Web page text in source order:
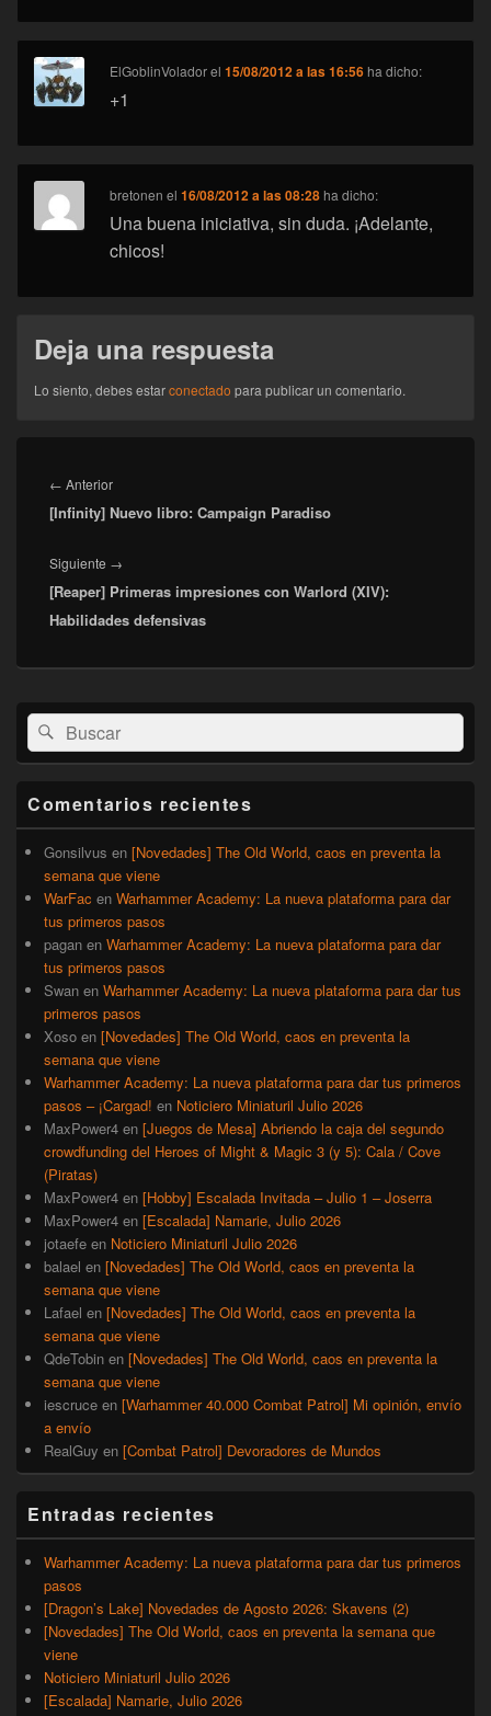
ElGoblinVoladorel15/08/2012 a las 16:56 ha dicho:
+1
bretonen el16/08/2012 a las 08:28 ha dicho:
Una buena iniciativa, sin duda. ¡Adelante,
chicos!
Deja una respuesta
Lo siento, debes estarconectado para publicar un comentario.
de
entradas
← AnteriorEntrada
anterior:
[Infinity] Nuevo libro: Campaign Paradiso
Siguiente →
siguiente:
[Reaper] Primeras impresiones con Warlord (XIV):
Habilidades defensivas
área
de
widget
lateral
primaria
Buscar
por:
Buscar
Comentarios recientes
Gonsilvus en [Novedades] The Old World, caos en preventa la
semana que viene
WarFac en Warhammer Academy: La nueva plataforma para dar
tus primeros pasos
pagan en Warhammer Academy: La nueva plataforma para dar
tus primeros pasos
Swan en Warhammer Academy: La nueva plataforma para dar tus
primeros pasos
Xoso en [Novedades] The Old World, caos en preventa la
semana que viene
Warhammer Academy: La nueva plataforma para dar tus primeros
pasos – ¡Cargad! en Noticiero Miniaturil Julio 2026
MaxPower4 en [Juegos de Mesa] Abriendo la caja del segundo
crowdfunding del Heroes of Might & Magic 3 (y 5): Cala / Cove
(Piratas)
MaxPower4 en [Hobby] Escalada Invitada – Julio 1 – Joserra
MaxPower4 en [Escalada] Namarie, Julio 2026
jotaefe en Noticiero Miniaturil Julio 2026
balael en [Novedades] The Old World, caos en preventa la
semana que viene
Lafael en [Novedades] The Old World, caos en preventa la
semana que viene
QdeTobin en [Novedades] The Old World, caos en preventa la
semana que viene
iescruce en [Warhammer 40.000 Combat Patrol] Mi opinión, envío
a envío
RealGuy en [Combat Patrol] Devoradores de Mundos
Entradas recientes
Warhammer Academy: La nueva plataforma para dar tus primeros
pasos
[Dragon’s Lake] Novedades de Agosto 2026: Skavens (2)
[Novedades] The Old World, caos en preventa la semana que
viene
Noticiero Miniaturil Julio 2026
[Escalada] Namarie, Julio 2026